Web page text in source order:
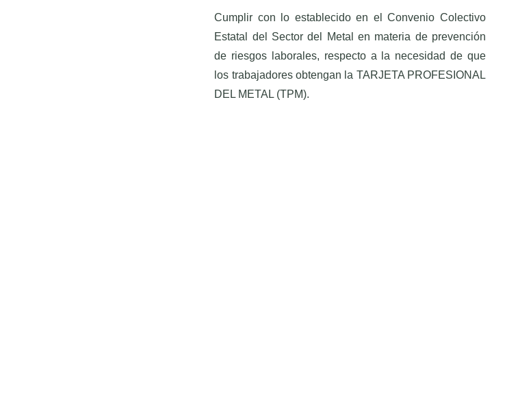
Cumplir con lo establecido en el Convenio Colectivo
Estatal del Sector del Metal en materia de prevención
de riesgos laborales, respecto a la necesidad de que
los trabajadores obtengan la TARJETA PROFESIONAL
DEL METAL (TPM).